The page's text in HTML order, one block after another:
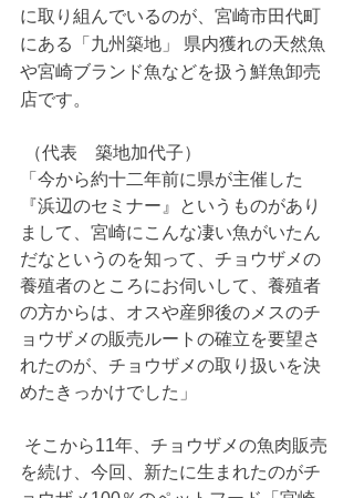
に取り組んでいるのが、宮崎市田代町
にある「九州築地」 県内獲れの天然魚
や宮崎ブランド魚などを扱う鮮魚卸売
店です。
（代表　築地加代子）
「今から約十二年前に県が主催した
『浜辺のセミナー』というものがあり
まして、宮崎にこんな凄い魚がいたん
だなというのを知って、チョウザメの
養殖者のところにお伺いして、養殖者
の方からは、オスや産卵後のメスのチ
ョウザメの販売ルートの確立を要望さ
れたのが、チョウザメの取り扱いを決
めたきっかけでした」
を続け、今回、新たに生まれたのがチ